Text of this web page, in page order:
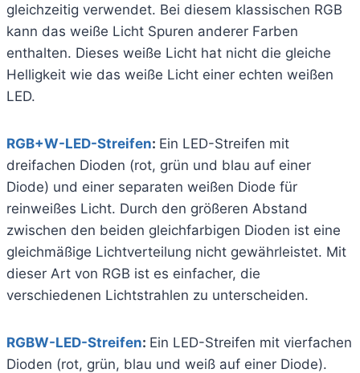
gleichzeitig verwendet. Bei diesem klassischen RGB
kann das weiße Licht Spuren anderer Farben
enthalten. Dieses weiße Licht hat nicht die gleiche
Helligkeit wie das weiße Licht einer echten weißen
LED.
RGB+W-LED-Streifen: Ein LED-Streifen mit
dreifachen Dioden (rot, grün und blau auf einer
Diode) und einer separaten weißen Diode für
reinweißes Licht. Durch den größeren Abstand
zwischen den beiden gleichfarbigen Dioden ist eine
gleichmäßige Lichtverteilung nicht gewährleistet. Mit
dieser Art von RGB ist es einfacher, die
verschiedenen Lichtstrahlen zu unterscheiden.
RGBW-LED-Streifen: Ein LED-Streifen mit vierfachen
Dioden (rot, grün, blau und weiß auf einer Diode).